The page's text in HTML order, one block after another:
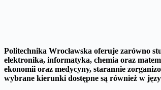
Politechnika Wrocławska oferuje zarówno
elektronika, informatyka, chemia oraz
ekonomii oraz medycyny, starannie
wybrane kierunki dostępne są również w